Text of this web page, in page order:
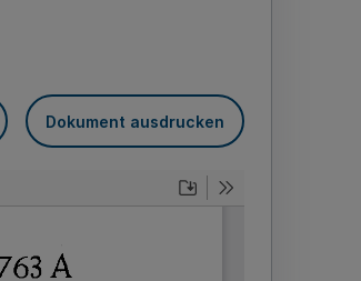
Dokument ausdrucken